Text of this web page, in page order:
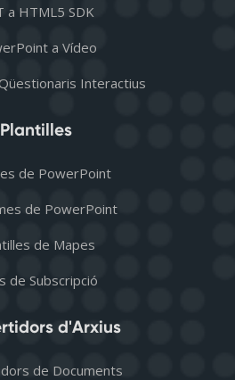
a HTML5 SDK
a Vídeo
Interactius
Plantilles
de PowerPoint
de PowerPoint
de Mapes
de Subscripció
d'Arxius
de Documents